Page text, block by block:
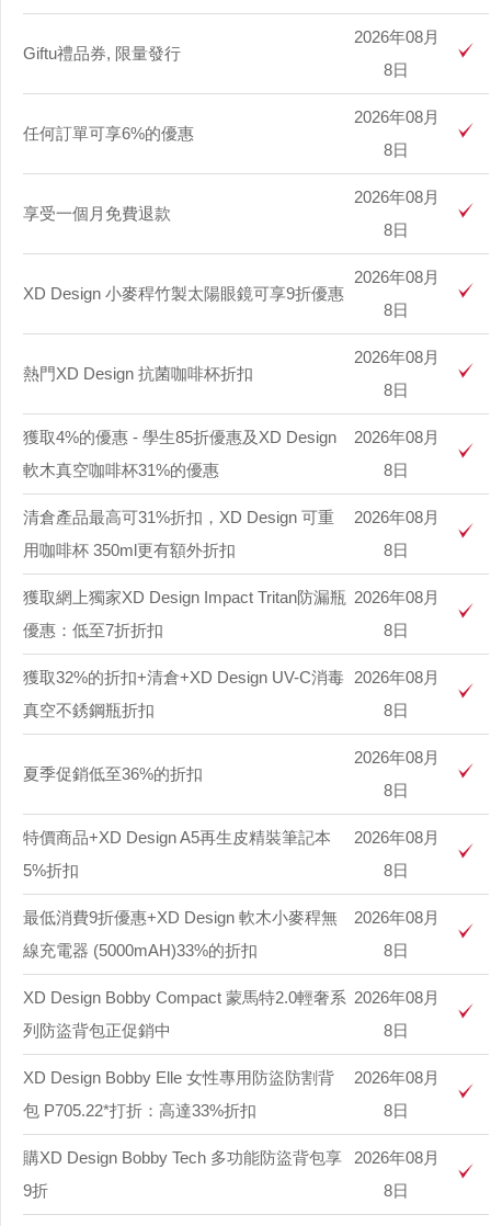
Giftu禮品券, 限量發行
2026年08月
8日
任何訂單可享6%的優惠
2026年08月
8日
享受一個月免費退款
2026年08月
8日
XD Design 小麥稈竹製太陽眼鏡可享9折優惠
2026年08月
8日
熱門XD Design 抗菌咖啡杯折扣
2026年08月
8日
獲取4%的優惠 - 學生85折優惠及XD Design
軟木真空咖啡杯31%的優惠
2026年08月
8日
清倉產品最高可31%折扣，XD Design 可重
用咖啡杯 350ml更有額外折扣
2026年08月
8日
獲取網上獨家XD Design Impact Tritan防漏瓶
優惠：低至7折折扣
2026年08月
8日
獲取32%的折扣+清倉+XD Design UV-C消毒
真空不銹鋼瓶折扣
2026年08月
8日
夏季促銷低至36%的折扣
2026年08月
8日
特價商品+XD Design A5再生皮精裝筆記本
5%折扣
2026年08月
8日
最低消費9折優惠+XD Design 軟木小麥稈無
線充電器 (5000mAH)33%的折扣
2026年08月
8日
XD Design Bobby Compact 蒙馬特2.0輕奢系
列防盜背包正促銷中
2026年08月
8日
XD Design Bobby Elle 女性專用防盜防割背
包 P705.22*打折：高達33%折扣
2026年08月
8日
購XD Design Bobby Tech 多功能防盜背包享
9折
2026年08月
8日